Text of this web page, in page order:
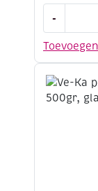
Toevoegen
-
500gr,
glanzend,
geel